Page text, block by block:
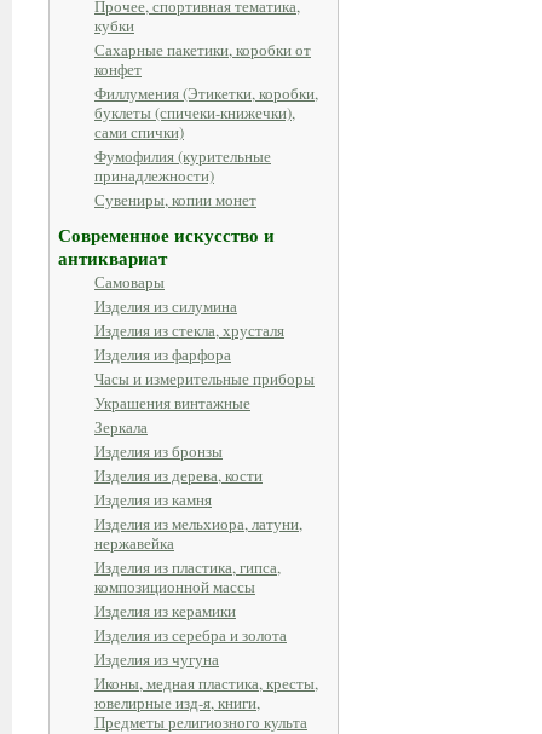
Прочее, спортивная тематика,
кубки
Сахарные пакетики, коробки от
конфет
Филлумения (Этикетки, коробки,
буклеты (спичеки-книжечки),
сами спички)
Фумофилия (курительные
принадлежности)
Сувениры, копии монет
Современное искусство и
антиквариат
Самовары
Изделия из силумина
Изделия из стекла, хрусталя
Изделия из фарфора
Часы и измерительные приборы
Украшения винтажные
Зеркала
Изделия из бронзы
Изделия из дерева, кости
Изделия из камня
Изделия из мельхиора, латуни,
нержавейка
Изделия из пластика, гипса,
композиционной массы
Изделия из керамики
Изделия из серебра и золота
Изделия из чугуна
Иконы, медная пластика, кресты,
ювелирные изд-я, книги,
Предметы религиозного культа